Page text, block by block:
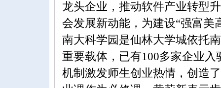
龙头企业，推动软件产业转型
会发展新动能，为建设“强富美
南大科学园是仙林大学城依托
重要载体，已有100多家企业
机制激发师生创业热情，创造